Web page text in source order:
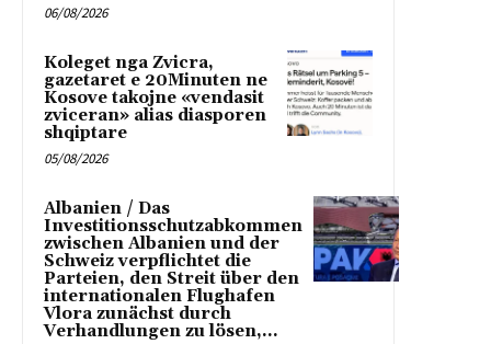
06/08/2026
Koleget nga Zvicra,
gazetaret e 20Minuten ne
Kosove takojne «vendasit
zviceran» alias diasporen
shqiptare
05/08/2026
Albanien / Das
Investitionsschutzabkommen
zwischen Albanien und der
Schweiz verpflichtet die
Parteien, den Streit über den
internationalen Flughafen
Vlora zunächst durch
Verhandlungen zu lösen,...